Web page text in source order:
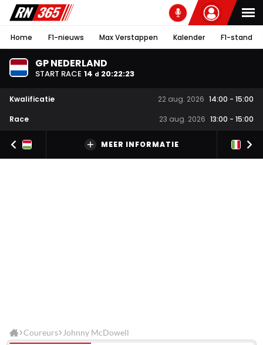
Home F1-nieuws Max Verstappen Kalender F1-stand
GP NEDERLAND
START RACE 14 d 20:22:23
Kwalificatie 22 aug. 2026 14:00 - 15:00
Race
23 aug. 2026 13:00 - 15:00
MEER INFORMATIE
Coureurs Johnny McDowell